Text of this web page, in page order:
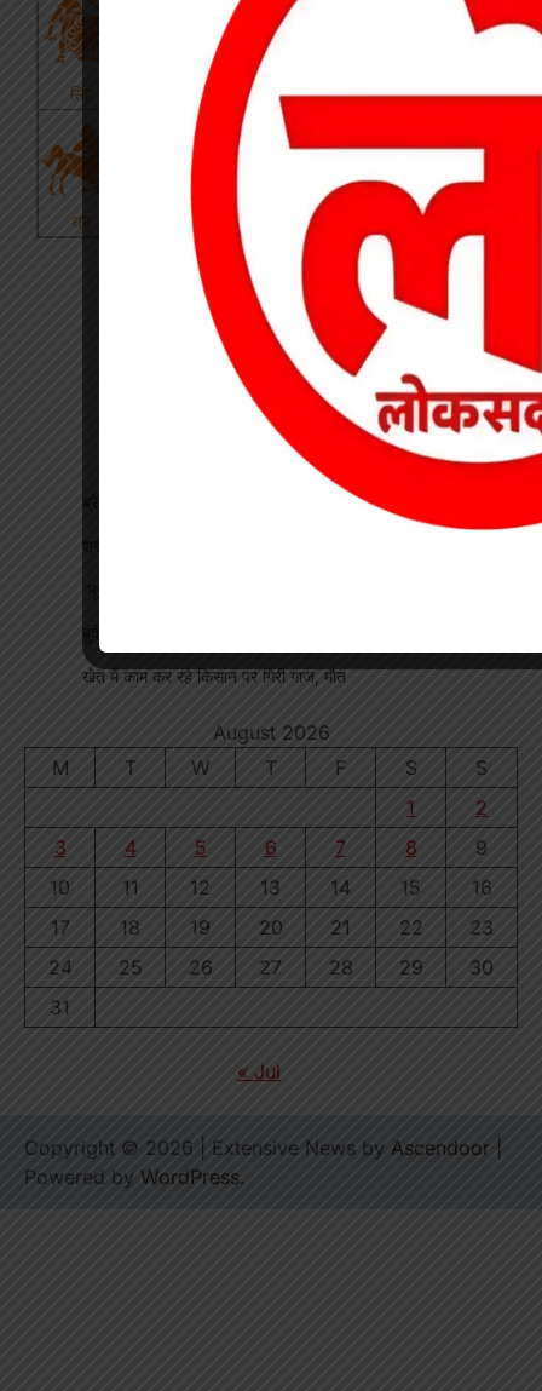
ब्रेकिंग : खेत में विवाद के बाद महिला की संदिग्ध मौत, पति फरार
खेत में काम कर रहे किसान पर गिरी गाज, मौत
August 2026
M
T W T F S
S
1
2
3
4 5 6 7 8
9
10
11 12 13 14 15
16
17
18 19 20 21 22
23
24
25 26 27 28 29
30
31
« Jul
Copyright © 2026 | Extensive News by Ascendoor
Powered by WordPress.